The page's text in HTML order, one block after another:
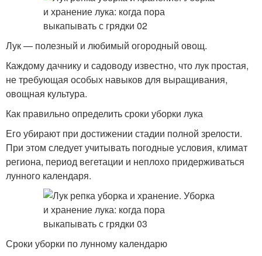
Лук — полезный и любимый огородный овощ.
Каждому дачнику и садоводу известно, что лук простая,
не требующая особых навыков для выращивания,
овощная культура.
Как правильно определить сроки уборки лука
Его убирают при достижении стадии полной зрелости.
При этом следует учитывать погодные условия, климат
региона, период вегетации и неплохо придерживаться
лунного календаря.
Сроки уборки по лунному календарю